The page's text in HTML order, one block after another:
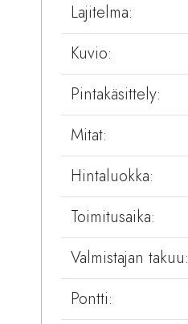
Lajitelma:
Kuvio:
Pintakäsittely:
Mitat:
Hintaluokka:
Toimitusaika:
Valmistajan takuu:
Pontti: